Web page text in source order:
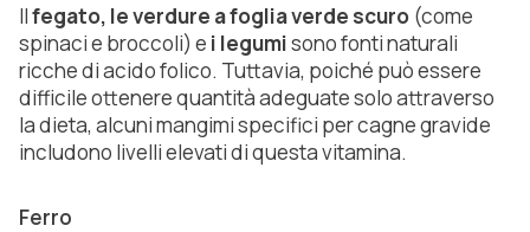
Ilfegato, le verdure a foglia verde scuro (come
spinaci e broccoli) e i legumisono fonti naturali
ricche di acido folico. Tuttavia, poiché può essere
difficile ottenere quantità adeguate solo attraverso
la dieta, alcuni mangimi specifici per cagne gravide
includono livelli elevati di questa vitamina.
Ferro